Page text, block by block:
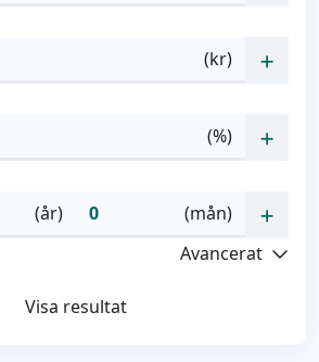
(kr)
(%)
(år)
(mån)
Avancerat
Visa resultat